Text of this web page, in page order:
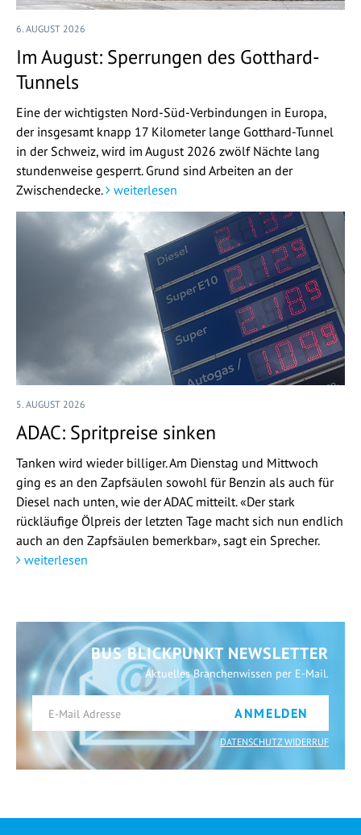
6. AUGUST 2026
Im August: Sperrungen des Gotthard-
Tunnels
Eine der wichtigsten Nord-Süd-Verbindungen in Europa,
der insgesamt knapp 17 Kilometer lange Gotthard-Tunnel
in der Schweiz, wird im August 2026 zwölf Nächte lang
stundenweise gesperrt. Grund sind Arbeiten an der
Zwischendecke.
weiterlesen
5. AUGUST 2026
ADAC: Spritpreise sinken
Tanken wird wieder billiger. Am Dienstag und Mittwoch
ging es an den Zapfsäulen sowohl für Benzin als auch für
Diesel nach unten, wie der ADAC mitteilt. «Der stark
rückläufige Ölpreis der letzten Tage macht sich nun endlich
auch an den Zapfsäulen bemerkbar», sagt ein Sprecher.
weiterlesen
BUS BLICKPUNKT NEWSLETTER
Aktuelles Branchenwissen per E-Mail.
ANMELDEN
DATENSCHUTZ WIDERRUF